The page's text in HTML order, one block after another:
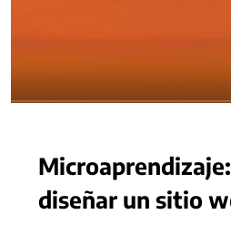
diseñar un sitio